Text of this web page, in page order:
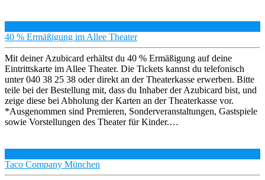
40 % Ermäßigung im Allee Theater
Mit deiner Azubicard erhältst du 40 % Ermäßigung auf deine
Eintrittskarte im Allee Theater. Die Tickets kannst du telefonisch
unter 040 38 25 38 oder direkt an der Theaterkasse erwerben. Bitte
teile bei der Bestellung mit, dass du Inhaber der Azubicard bist, und
zeige diese bei Abholung der Karten an der Theaterkasse vor.
*Ausgenommen sind Premieren, Sonderveranstaltungen, Gastspiele
sowie Vorstellungen des Theater für Kinder.…
Taco Company München